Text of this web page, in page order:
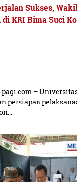
Sukses,
KRI Bima Suci
pagi.com –
persiapan